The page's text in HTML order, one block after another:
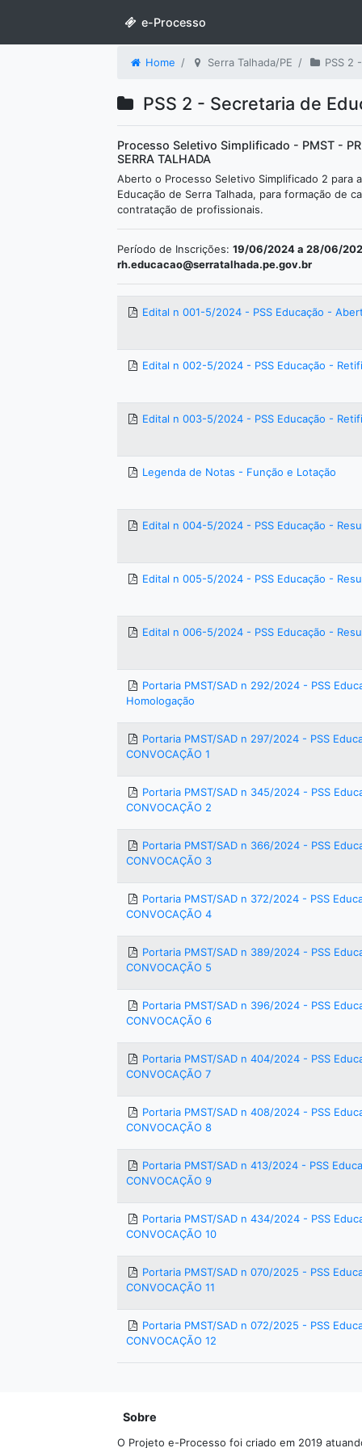
e-Processo
Home Serra Talhada/PE PSS 2
PSS 2 - Secretaria de
Processo Seletivo Simplificado - PMST -
SERRA TALHADA
Aberto o Processo Seletivo Simplificado 2 para
Educação de Serra Talhada, para formação de
contratação de profissionais.
Período de Inscrições: 19/06/2024 a 28/06/
rh.educacao@serratalhada.pe.gov.br
Edital n 001-5/2024 - PSS Educação -
Edital n 002-5/2024 - PSS Educação -
Edital n 003-5/2024 - PSS Educação -
Legenda de Notas - Função e Lotação
Edital n 004-5/2024 - PSS Educação -
Edital n 005-5/2024 - PSS Educação -
Edital n 006-5/2024 - PSS Educação -
Portaria PMST/SAD n 292/2024 - PSS
Homologação
Portaria PMST/SAD n 297/2024 - PSS
CONVOCAÇÃO 1
Portaria PMST/SAD n 345/2024 - PSS
CONVOCAÇÃO 2
Portaria PMST/SAD n 366/2024 - PSS
CONVOCAÇÃO 3
Portaria PMST/SAD n 372/2024 - PSS
CONVOCAÇÃO 4
Portaria PMST/SAD n 389/2024 - PSS
CONVOCAÇÃO 5
Portaria PMST/SAD n 396/2024 - PSS
CONVOCAÇÃO 6
Portaria PMST/SAD n 404/2024 - PSS
CONVOCAÇÃO 7
Portaria PMST/SAD n 408/2024 - PSS
CONVOCAÇÃO 8
Portaria PMST/SAD n 413/2024 - PSS
CONVOCAÇÃO 9
Portaria PMST/SAD n 434/2024 - PSS
CONVOCAÇÃO 10
Portaria PMST/SAD n 070/2025 - PSS
CONVOCAÇÃO 11
Portaria PMST/SAD n 072/2025 - PSS
CONVOCAÇÃO 12
Sobre
O Projeto e-Processo foi criado em 2019